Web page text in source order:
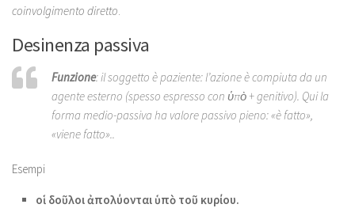
coinvolgimento diretto.
Desinenza passiva
Funzione: il soggetto è paziente: l’azione è compiuta da un
agente esterno (spesso espresso con ὑπὸ + genitivo). Qui la
forma medio-passiva ha valore passivo pieno: «è fatto»,
«viene fatto»..
Esempi
οἱ δοῦλοι ἀπολύονται ὑπὸ τοῦ κυρίου.